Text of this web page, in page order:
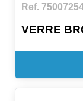
Ref.
VERRE